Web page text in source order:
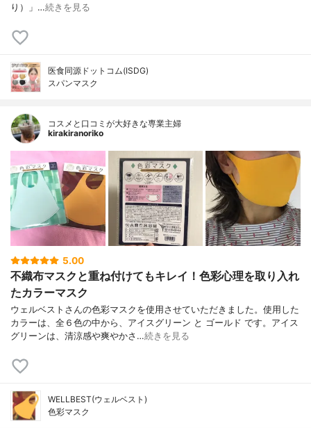
り）」…続きを見る
医食同源ドットコム(ISDG)
スパンマスク
コスメと口コミが大好きな専業主婦
kirakiranoriko
5.00
不織布マスクと重ね付けてもキレイ！色彩心理を取り入れ
たカラーマスク
ウェルベストさんの色彩マスクを使用させていただきました。使用した
カラーは、全６色の中から、アイスグリーン と ゴールド です。アイス
グリーンは、清涼感や爽やかさ…続きを見る
WELLBEST(ウェルベスト)
色彩マスク